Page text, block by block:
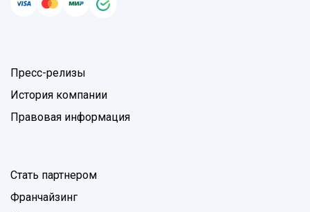
Пресс-релизы
История компании
Правовая информация
Стать партнером
Франчайзинг